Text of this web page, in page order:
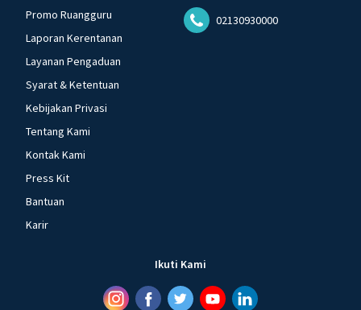
Promo Ruangguru
Laporan Kerentanan
Layanan Pengaduan
Syarat & Ketentuan
Kebijakan Privasi
Tentang Kami
Kontak Kami
Press Kit
Bantuan
Karir
02130930000
Ikuti Kami